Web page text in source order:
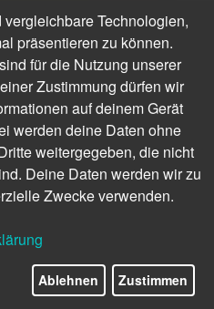
wie die Marktmacht
soll.
Technologien,
präsentieren zu können.
für die Nutzung unserer
Zustimmung dürfen wir
auf deinem Gerät
werden deine Daten ohne
weitergegeben, die nicht
Deine Daten werden wir zu
Zwecke verwenden.
Ablehnen Zustimmen